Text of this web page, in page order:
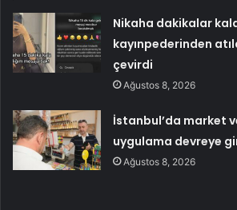
Nikaha dakikalar
kayınpederinden
çevirdi
Ağustos 8, 2026
İstanbul’da market
uygulama devreye
Ağustos 8, 2026